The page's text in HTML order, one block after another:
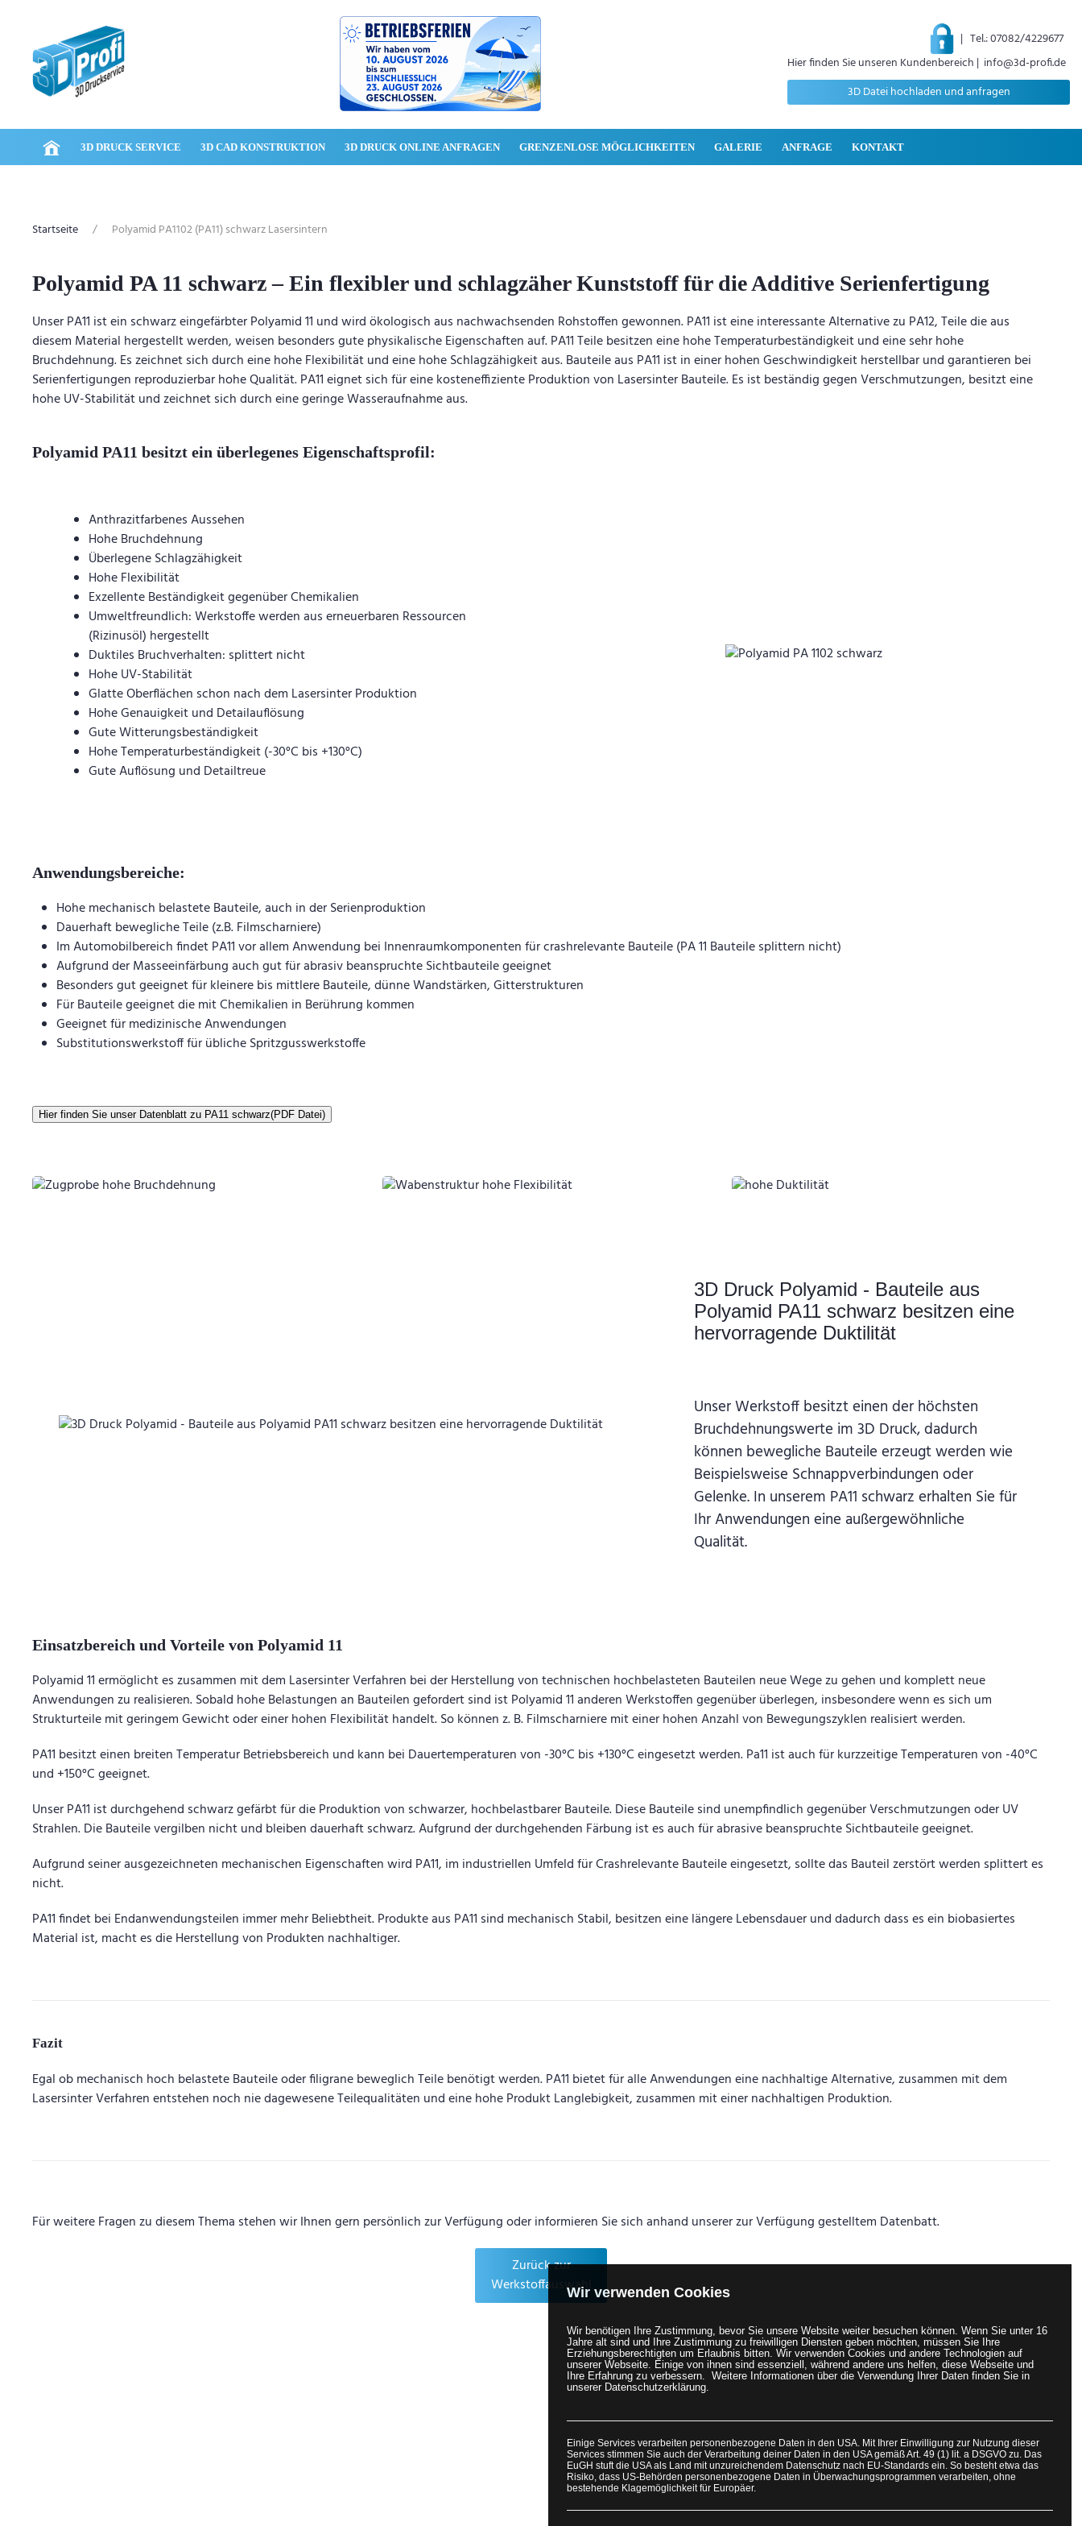
Wir verwenden Cookies
Wir benötigen Ihre Zustimmung, bevor Sie unsere Website weiter besuchen können. Wenn Sie unter 16
Jahre alt sind und Ihre Zustimmung zu freiwilligen Diensten geben möchten, müssen Sie Ihre
Erziehungsberechtigten um Erlaubnis bitten. Wir verwenden Cookies und andere Technologien auf
unserer Webseite. Einige von ihnen sind essenziell, während andere uns helfen, diese Webseite und
Ihre Erfahrung zu verbessern.
Weitere Informationen über die Verwendung Ihrer Daten finden Sie in
unserer Datenschutzerklärung.
Einige Services verarbeiten personenbezogene Daten in den USA. Mit Ihrer Einwilligung zur Nutzung dieser
Services stimmen Sie auch der Verarbeitung deiner Daten in den USA gemäß Art. 49 (1) lit. a DSGVO zu. Das
EuGH stuft die USA als Land mit unzureichendem Datenschutz nach EU-Standards ein. So besteht etwa das
Risiko, dass US-Behörden personenbezogene Daten in Überwachungsprogrammen verarbeiten, ohne
bestehende Klagemöglichkeit für Europäer.
Zum Hauptinhalt springen
| Tel.: 07082/4229677
Hier finden Sie unseren Kundenbereich | info@3d-profi.de
3D Datei hochladen und anfragen
3D DRUCK SERVICE 3D CAD KONSTRUKTION 3D DRUCK ONLINE ANFRAGEN GRENZENLOSE MÖGLICHKEITEN GALERIE ANFRAGE KONTAKT
Startseite Polyamid PA1102 (PA11) schwarz Lasersintern
Polyamid PA 11 schwarz – Ein flexibler und schlagzäher Kunststoff für die Additive Serienfertigung
Unser PA11 ist ein schwarz eingefärbter Polyamid 11 und wird ökologisch aus nachwachsenden Rohstoffen gewonnen. PA11 ist eine interessante Alternative zu PA12, Teile die aus
diesem Material hergestellt werden, weisen besonders gute physikalische Eigenschaften auf. PA11 Teile besitzen eine hohe Temperaturbeständigkeit und eine sehr hohe
Bruchdehnung. Es zeichnet sich durch eine hohe Flexibilität und eine hohe Schlagzähigkeit aus. Bauteile aus PA11 ist in einer hohen Geschwindigkeit herstellbar und garantieren bei
Serienfertigungen reproduzierbar hohe Qualität. PA11 eignet sich für eine kosteneffiziente Produktion von Lasersinter Bauteile. Es ist beständig gegen Verschmutzungen, besitzt eine
hohe UV-Stabilität und zeichnet sich durch eine geringe Wasseraufnahme aus.
Polyamid PA11 besitzt ein überlegenes Eigenschaftsprofil:
Anthrazitfarbenes Aussehen
Hohe Bruchdehnung
Überlegene Schlagzähigkeit
Hohe Flexibilität
Exzellente Beständigkeit gegenüber Chemikalien
Umweltfreundlich: Werkstoffe werden aus erneuerbaren Ressourcen
(Rizinusöl) hergestellt
Duktiles Bruchverhalten: splittert nicht
Hohe UV-Stabilität
Glatte Oberflächen schon nach dem Lasersinter Produktion
Hohe Genauigkeit und Detailauflösung
Gute Witterungsbeständigkeit
Hohe Temperaturbeständigkeit (-30°C bis +130°C)
Gute Auflösung und Detailtreue
Anwendungsbereiche:
Hohe mechanisch belastete Bauteile, auch in der Serienproduktion
Dauerhaft bewegliche Teile (z.B. Filmscharniere)
Im Automobilbereich findet PA11 vor allem Anwendung bei Innenraumkomponenten für crashrelevante Bauteile (PA 11 Bauteile splittern nicht)
Aufgrund der Masseeinfärbung auch gut für abrasiv beanspruchte Sichtbauteile geeignet
Besonders gut geeignet für kleinere bis mittlere Bauteile, dünne Wandstärken, Gitterstrukturen
Für Bauteile geeignet die mit Chemikalien in Berührung kommen
Geeignet für medizinische Anwendungen
Substitutionswerkstoff für übliche Spritzgusswerkstoffe
Hier finden Sie unser Datenblatt zu PA11 schwarz(PDF Datei)
3D Druck Polyamid - Bauteile aus
Polyamid PA11 schwarz besitzen eine
hervorragende Duktilität
Unser Werkstoff besitzt einen der höchsten
Bruchdehnungswerte im 3D Druck, dadurch
können bewegliche Bauteile erzeugt werden wie
Beispielsweise Schnappverbindungen oder
Gelenke. In unserem PA11 schwarz erhalten Sie für
Ihr Anwendungen eine außergewöhnliche
Qualität.
Einsatzbereich und Vorteile von Polyamid 11
Polyamid 11 ermöglicht es zusammen mit dem Lasersinter Verfahren bei der Herstellung von technischen hochbelasteten Bauteilen neue Wege zu gehen und komplett neue
Anwendungen zu realisieren. Sobald hohe Belastungen an Bauteilen gefordert sind ist Polyamid 11 anderen Werkstoffen gegenüber überlegen, insbesondere wenn es sich um
Strukturteile mit geringem Gewicht oder einer hohen Flexibilität handelt. So können z. B. Filmscharniere mit einer hohen Anzahl von Bewegungszyklen realisiert werden.
PA11 besitzt einen breiten Temperatur Betriebsbereich und kann bei Dauertemperaturen von -30°C bis +130°C eingesetzt werden. Pa11 ist auch für kurzzeitige Temperaturen von -40°C
und +150°C geeignet.
Unser PA11 ist durchgehend schwarz gefärbt für die Produktion von schwarzer, hochbelastbarer Bauteile. Diese Bauteile sind unempfindlich gegenüber Verschmutzungen oder UV
Strahlen. Die Bauteile vergilben nicht und bleiben dauerhaft schwarz. Aufgrund der durchgehenden Färbung ist es auch für abrasive beanspruchte Sichtbauteile geeignet.
Aufgrund seiner ausgezeichneten mechanischen Eigenschaften wird PA11, im industriellen Umfeld für Crashrelevante Bauteile eingesetzt, sollte das Bauteil zerstört werden splittert es
nicht.
PA11 findet bei Endanwendungsteilen immer mehr Beliebtheit. Produkte aus PA11 sind mechanisch Stabil, besitzen eine längere Lebensdauer und dadurch dass es ein biobasiertes
Material ist, macht es die Herstellung von Produkten nachhaltiger.
Fazit
Egal ob mechanisch hoch belastete Bauteile oder filigrane beweglich Teile benötigt werden. PA11 bietet für alle Anwendungen eine nachhaltige Alternative, zusammen mit dem
Lasersinter Verfahren entstehen noch nie dagewesene Teilequalitäten und eine hohe Produkt Langlebigkeit, zusammen mit einer nachhaltigen Produktion.
Für weitere Fragen zu diesem Thema stehen wir Ihnen gern persönlich zur Verfügung oder informieren Sie sich anhand unserer zur Verfügung gestelltem Datenbatt.
Zurück zur
Werkstoffauswahl
https://www.3d-druck-polyamid.de/